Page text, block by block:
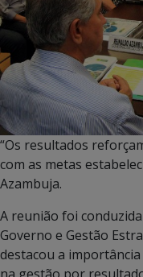
“Os resultados
com as metas
Azambuja.
A reunião foi
Governo e Gestão
destacou a